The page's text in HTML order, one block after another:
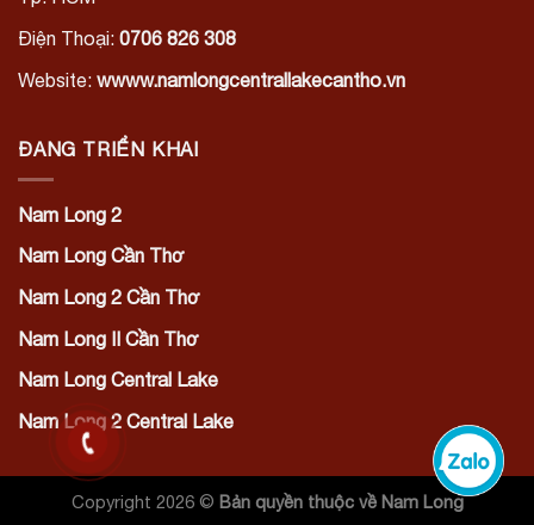
Điện Thoại: 0706 826 308
Website: wwww.namlongcentrallakecantho.vn
ĐANG TRIỂN KHAI
Nam Long 2
Nam Long Cần Thơ
Nam Long 2 Cần Thơ
Nam Long II Cần Thơ
Nam Long Central Lake
Nam Long 2 Central Lake
Copyright 2026 © Bản quyền thuộc về Nam Long